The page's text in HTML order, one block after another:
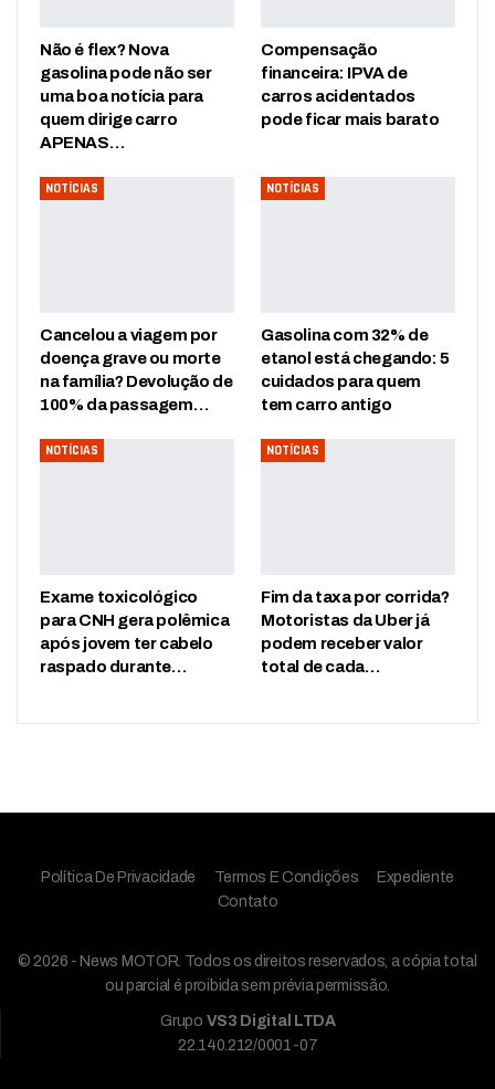
Não é flex? Nova
gasolina pode não ser
uma boa notícia para
quem dirige carro
APENAS…
Compensação
financeira: IPVA de
carros acidentados
pode ficar mais barato
NOTÍCIAS
Cancelou a viagem por
doença grave ou morte
na família? Devolução de
100% da passagem…
NOTÍCIAS
Gasolina com 32% de
etanol está chegando: 5
cuidados para quem
tem carro antigo
NOTÍCIAS
Exame toxicológico
para CNH gera polêmica
após jovem ter cabelo
raspado durante…
NOTÍCIAS
Fim da taxa por corrida?
Motoristas da Uber já
podem receber valor
total de cada…
Política De Privacidade Termos E Condições
Expediente
Contato
© 2026 - News MOTOR. Todos os direitos reservados, a cópia total
ou parcial é proibida sem prévia permissão.
Grupo VS3 Digital LTDA
22.140.212/0001-07